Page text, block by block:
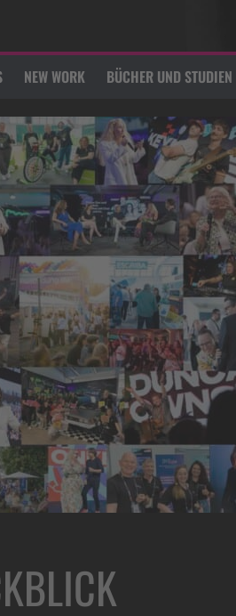
NEW WORK BÜCHER UND STUDIEN